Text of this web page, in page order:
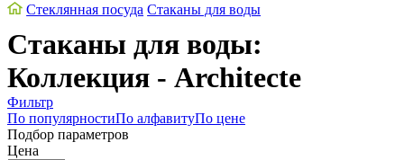
Стеклянная посуда Стаканы для воды
Стаканы для воды:
Коллекция - Architecte
Фильтр
По популярностиПо алфавитуПо цене
Подбор параметров
Цена